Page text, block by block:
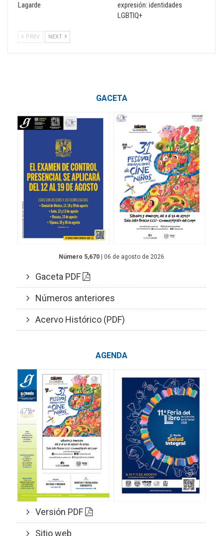
Lagarde
expresión: identidades
LGBTIQ+
PREV NEXT
GACETA
Número 5,670 | 06 de agosto de 2026
Gaceta PDF
Números anteriores
Acervo Histórico (PDF)
AGENDA
Versión PDF
Sitio web